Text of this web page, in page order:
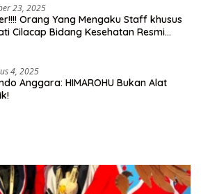
23, 2025
Orang Yang Mengaku Staff khusus
Cilacap Bidang Kesehatan Resmi
4, 2025
Anggara: HIMAROHU Bukan Alat